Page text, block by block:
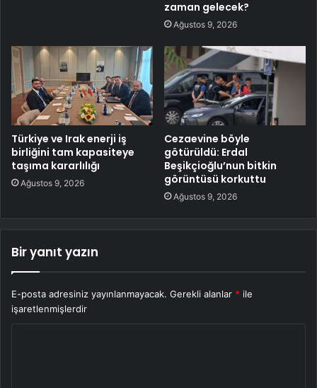
zaman gelecek?
Ağustos 9, 2026
Türkiye ve Irak enerji iş
birliğini tam kapasiteye
taşıma kararlılığı
Ağustos 9, 2026
Cezaevine böyle
götürüldü: Erdal
Beşikçioğlu’nun bitkin
görüntüsü korkuttu
Ağustos 9, 2026
Bir yanıt yazın
E-posta adresiniz yayınlanmayacak. Gerekli alanlar * ile
işaretlenmişlerdir